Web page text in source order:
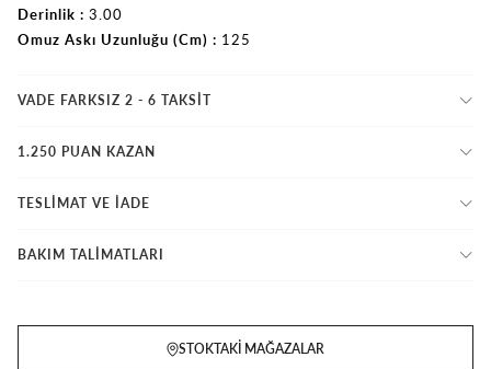
Derinlik
3.00
Omuz Askı Uzunluğu (Cm)
125
VADE FARKSIZ 2 - 6 TAKSIT
1.250 PUAN KAZAN
TESLİMAT VE İADE
BAKIM TALİMATLARI
STOKTAKI MAĞAZALAR